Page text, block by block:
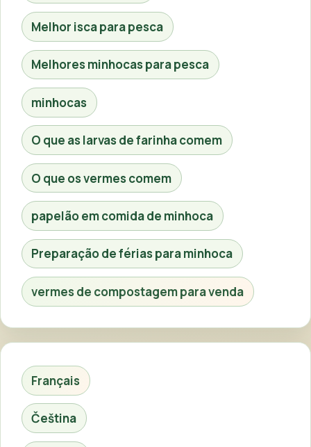
Melhor isca para pesca
Melhores minhocas para pesca
minhocas
O que as larvas de farinha comem
O que os vermes comem
papelão em comida de minhoca
Preparação de férias para minhoca
vermes de compostagem para venda
Français
Čeština